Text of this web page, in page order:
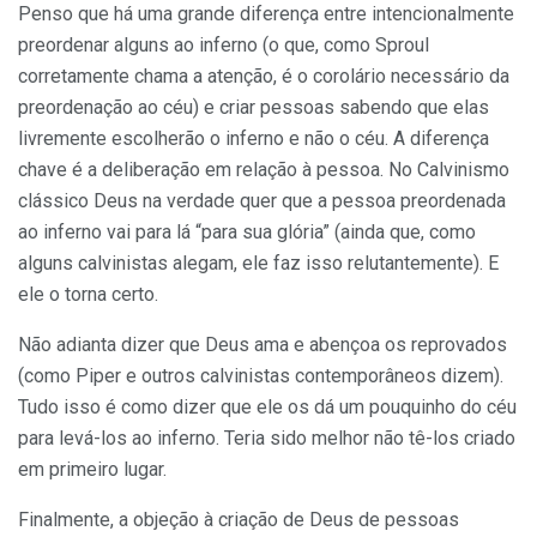
Penso que há uma grande diferença entre intencionalmente
preordenar alguns ao inferno (o que, como Sproul
corretamente chama a atenção, é o corolário necessário da
preordenação ao céu) e criar pessoas sabendo que elas
livremente escolherão o inferno e não o céu. A diferença
chave é a deliberação em relação à pessoa. No Calvinismo
clássico Deus na verdade quer que a pessoa preordenada
ao inferno vai para lá “para sua glória” (ainda que, como
alguns calvinistas alegam, ele faz isso relutantemente). E
ele o torna certo.
Não adianta dizer que Deus ama e abençoa os reprovados
(como Piper e outros calvinistas contemporâneos dizem).
Tudo isso é como dizer que ele os dá um pouquinho do céu
para levá-los ao inferno. Teria sido melhor não tê-los criado
em primeiro lugar.
Finalmente, a objeção à criação de Deus de pessoas